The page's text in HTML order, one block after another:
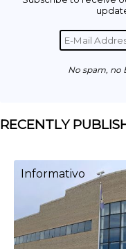
No spam, no
RECENTLY
Informativo